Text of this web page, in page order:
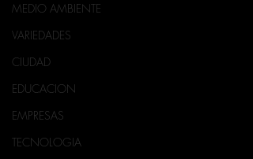
MEDIO AMBIENTE
VARIEDADES
CIUDAD
EDUCACION
EMPRESAS
TECNOLOGIA